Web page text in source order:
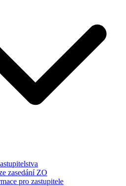
zasedání ZO
pro zastupitele